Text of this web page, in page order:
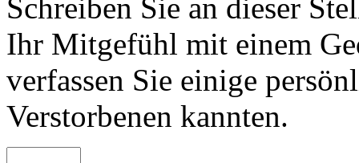
Schreiben Sie an dieser
Ihr Mitgefühl mit einem
verfassen Sie einige
Verstorbenen kannten.